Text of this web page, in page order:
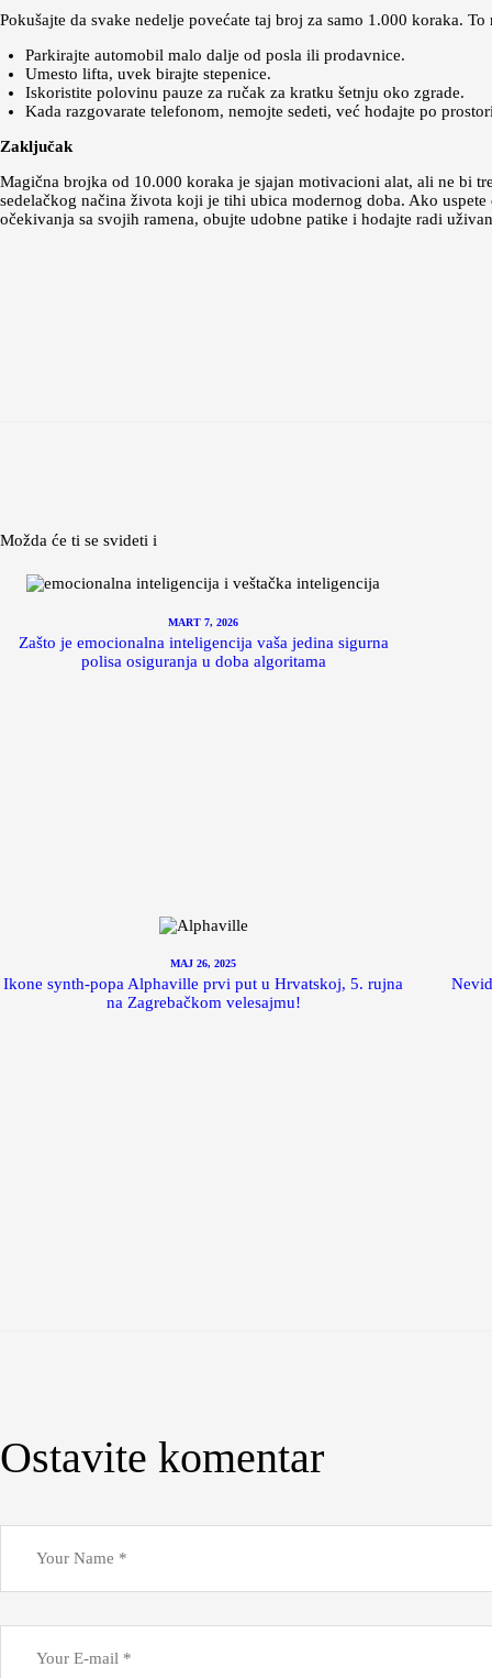
Pokušajte da svake nedelje povećate taj broj za samo 1.000 koraka.
Parkirajte automobil malo dalje od posla ili prodavnice.
Umesto lifta, uvek birajte stepenice.
Iskoristite polovinu pauze za ručak za kratku šetnju oko zgrade.
Kada razgovarate telefonom, nemojte sedeti, već hodajte po
Zaključak
Magična brojka od 10.000 koraka je sjajan motivacioni alat, ali ne bi
sedelačkog načina života koji je tihi ubica modernog doba. Ako
očekivanja sa svojih ramena, obujte udobne patike i hodajte radi
Možda će ti se svideti i
MART 7, 2026
Zašto je emocionalna inteligencija vaša jedina sigurna
polisa osiguranja u doba algoritama
MAJ 26, 2025
Ikone synth-popa Alphaville prvi put u Hrvatskoj, 5. rujna
na Zagrebačkom velesajmu!
Ostavite komentar